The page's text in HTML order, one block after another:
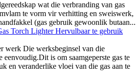
wat die verbranding van gas
te vorm vir verhitting en sweiswerk,
(gas gebruik gewoonlik butaan...
werk Die werksbeginsel van die
eenvoudig.Dit is om saamgeperste gas te
en veranderlike vloei van die gas aan te